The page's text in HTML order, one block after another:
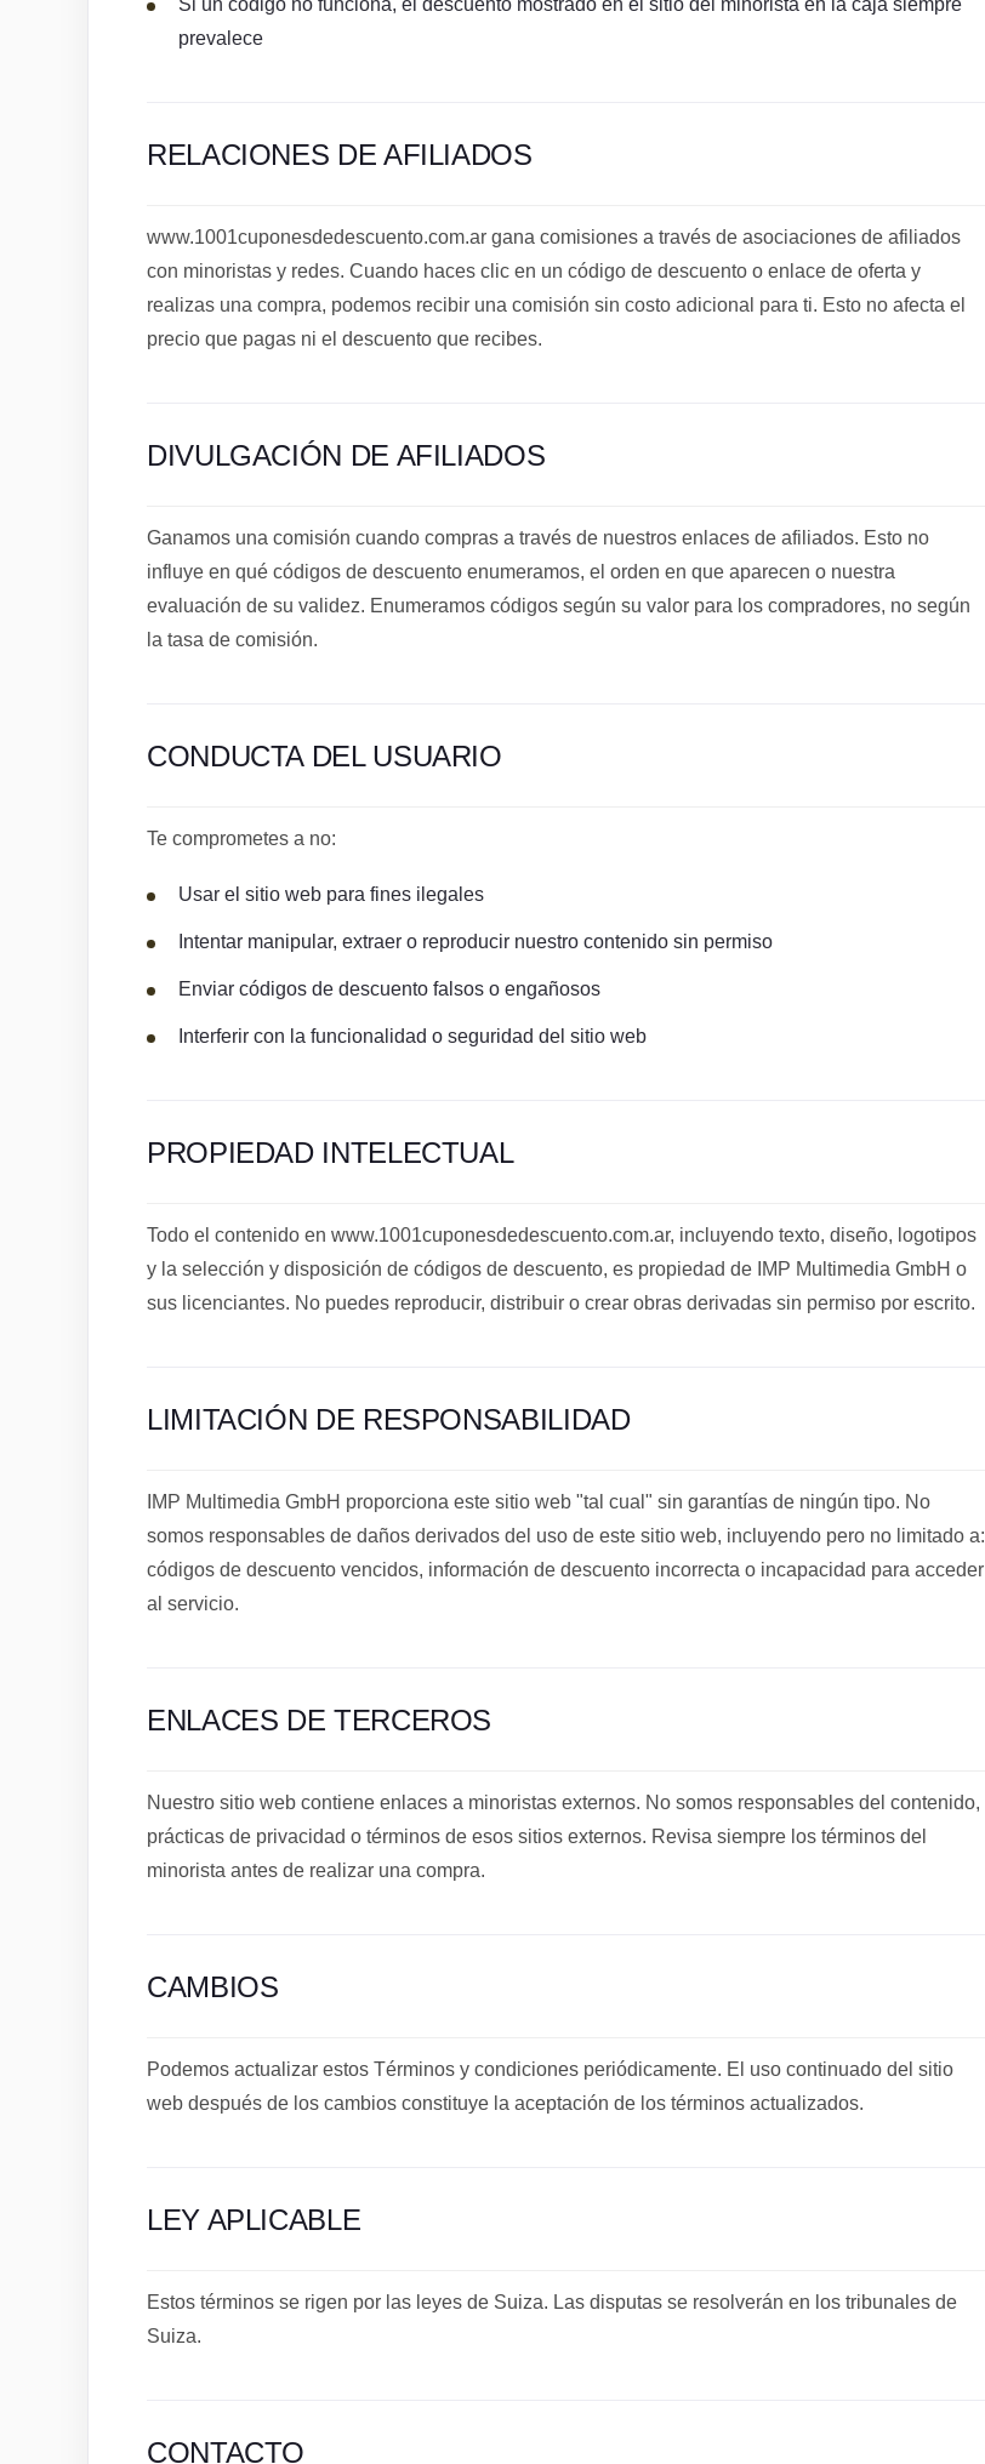
Si un código no funciona, el descuento mostrado en el sitio del minorista en la caja siempre
prevalece
RELACIONES DE AFILIADOS
www.1001cuponesdedescuento.com.ar gana comisiones a través de asociaciones de afiliados
con minoristas y redes. Cuando haces clic en un código de descuento o enlace de oferta y
realizas una compra, podemos recibir una comisión sin costo adicional para ti. Esto no afecta el
precio que pagas ni el descuento que recibes.
DIVULGACIÓN DE AFILIADOS
Ganamos una comisión cuando compras a través de nuestros enlaces de afiliados. Esto no
influye en qué códigos de descuento enumeramos, el orden en que aparecen o nuestra
evaluación de su validez. Enumeramos códigos según su valor para los compradores, no según
la tasa de comisión.
CONDUCTA DEL USUARIO
Te comprometes a no:
Usar el sitio web para fines ilegales
Intentar manipular, extraer o reproducir nuestro contenido sin permiso
Enviar códigos de descuento falsos o engañosos
Interferir con la funcionalidad o seguridad del sitio web
PROPIEDAD INTELECTUAL
Todo el contenido en www.1001cuponesdedescuento.com.ar, incluyendo texto, diseño, logotipos
y la selección y disposición de códigos de descuento, es propiedad de IMP Multimedia GmbH o
sus licenciantes. No puedes reproducir, distribuir o crear obras derivadas sin permiso por escrito.
LIMITACIÓN DE RESPONSABILIDAD
IMP Multimedia GmbH proporciona este sitio web "tal cual" sin garantías de ningún tipo. No
somos responsables de daños derivados del uso de este sitio web, incluyendo pero no limitado a:
códigos de descuento vencidos, información de descuento incorrecta o incapacidad para acceder
al servicio.
ENLACES DE TERCEROS
Nuestro sitio web contiene enlaces a minoristas externos. No somos responsables del contenido,
prácticas de privacidad o términos de esos sitios externos. Revisa siempre los términos del
minorista antes de realizar una compra.
CAMBIOS
Podemos actualizar estos Términos y condiciones periódicamente. El uso continuado del sitio
web después de los cambios constituye la aceptación de los términos actualizados.
LEY APLICABLE
Estos términos se rigen por las leyes de Suiza. Las disputas se resolverán en los tribunales de
Suiza.
CONTACTO